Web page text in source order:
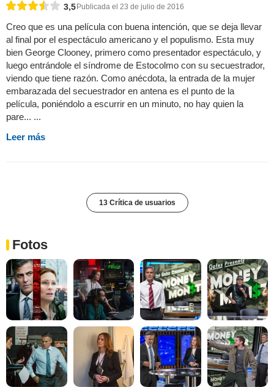
3,5 Publicada el 23 de julio de 2016
Creo que es una película con buena intención, que se deja llevar
al final por el espectáculo americano y el populismo. Esta muy
bien George Clooney, primero como presentador espectáculo, y
luego entrándole el síndrome de Estocolmo con su secuestrador,
viendo que tiene razón. Como anécdota, la entrada de la mujer
embarazada del secuestrador en antena es el punto de la
película, poniéndolo a escurrir en un minuto, no hay quien la
pare... ...
Leer más
13 Crítica de usuarios
Fotos